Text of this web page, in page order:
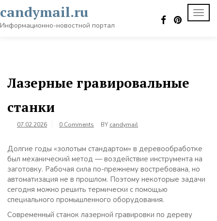
to
content
candymail.ru
Информационно-новостной портал
Лазерные гравировальные
станки
07.02.2026 0 Comments BY candymail
Долгие годы «золотым стандартом» в деревообработке
был механический метод — воздействие инструмента на
заготовку. Рабочая сила по-прежнему востребована, но
автоматизация не в прошлом. Поэтому некоторые задачи
сегодня можно решить термически с помощью
специального промышленного оборудования.
Современный станок лазерной гравировки по дереву